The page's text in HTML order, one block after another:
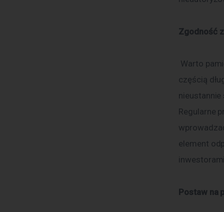
Zgodność
Warto
częścią
Regularne
element
Postaw na